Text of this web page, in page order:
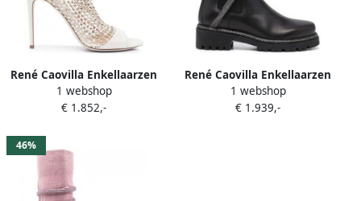
René Caovilla Enkellaarzen
met kralen Wit
1 webshop
€ 1.852,-
René Caovilla Enkellaarzen
verfraaid met slang Zwart
1 webshop
€ 1.939,-
46%